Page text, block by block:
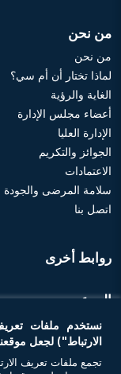
من نحن
من نحن
لماذا تختار أن أم سي؟
الغاية والرؤية
أعضاء مجلس الإدارة
الإدارة العليا
الجوائز والتكريم
الاعتمادات
سلامة المرضى والجودة
اتصل بنا
روابط أخرى
الموعد
احجز موعد
نستخدم ملفات
الارتباط") لجعل
تجمع ملفات تعريف